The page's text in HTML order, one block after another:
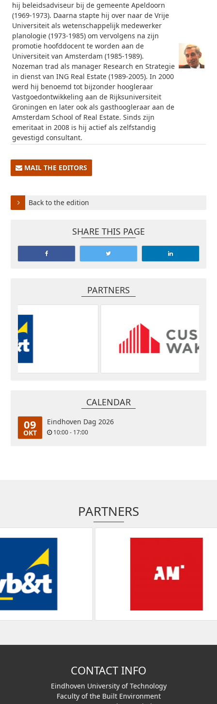
hij beleidsadviseur bij de gemeente Apeldoorn
(1969-1973). Daarna stapte hijover naar de Vrije
Universiteit als wetenschappelijk medewerker
planologie (1973-1985) om vervolgens na zijn
promotie hoofddocent te worden aan de
Universiteit van Amsterdam (1985-1989).
Nozeman trad als manager Research en Strategie
in dienst van ING Real Estate (1989-2005). In 2000
werd hij benoemd tot bijzonder hoogleraar
Vastgoedontwikkeling aan de Rijksuniversiteit
Groningen en later ook alsgasthoogleraar aan de
Amsterdam School of Real Estate.Sinds zijn
emeritaat in 2008 is hijactief als zelfstandig
gevestigd consultant.
MAIL THE EDITORS
Back to the edition
SHARE THIS PAGE
PARTNERS
CALENDAR
09
OKT
Eindhoven Dag 2026
10:00 - 17:00
PARTNERS
CONTACT INFO
Eindhoven University of Technology
Faculty of the Built Environment